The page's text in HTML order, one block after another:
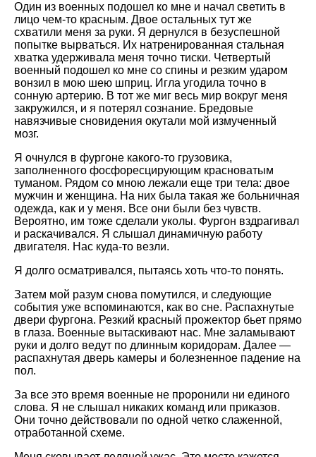
Один из военных подошел ко мне и начал светить в
лицо чем-то красным. Двое остальных тут же
схватили меня за руки. Я дернулся в безуспешной
попытке вырваться. Их натренированная стальная
хватка удерживала меня точно тиски. Четвертый
военный подошел ко мне со спины и резким ударом
вонзил в мою шею шприц. Игла угодила точно в
сонную артерию. В тот же миг весь мир вокруг меня
закружился, и я потерял сознание. Бредовые
навязчивые сновидения окутали мой измученный
мозг.
Я очнулся в фургоне какого-то грузовика,
заполненного фосфоресцирующим красноватым
туманом. Рядом со мною лежали еще три тела: двое
мужчин и женщина. На них была такая же больничная
одежда, как и у меня. Все они были без чувств.
Вероятно, им тоже сделали уколы. Фургон вздрагивал
и раскачивался. Я слышал динамичную работу
двигателя. Нас куда-то везли.
Я долго осматривался, пытаясь хоть что-то понять.
Затем мой разум снова помутился, и следующие
события уже вспоминаются, как во сне. Распахнутые
двери фургона. Резкий красный прожектор бьет прямо
в глаза. Военные вытаскивают нас. Мне заламывают
руки и долго ведут по длинным коридорам. Далее —
распахнутая дверь камеры и болезненное падение на
пол.
За все это время военные не проронили ни единого
слова. Я не слышал никаких команд или приказов.
Они точно действовали по одной четко слаженной,
отработанной схеме.